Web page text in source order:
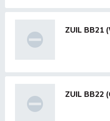
ZUIL BB21
ZUIL BB22